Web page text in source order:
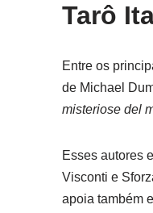
Tarô
Entre os
de Michael
misteriose del
Esses autores
Visconti e
apoia também